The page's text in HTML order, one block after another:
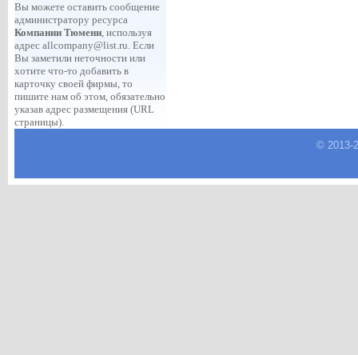
Вы можете оставить сообщение
администратору ресурса
Компании Тюмени, используя
адрес allcompany@list.ru. Если
Вы заметили неточности или
хотите что-то добавить в
карточку своей фирмы, то
пишите нам об этом, обязательно
указав адрес размещения (URL
страницы).
© 2013-